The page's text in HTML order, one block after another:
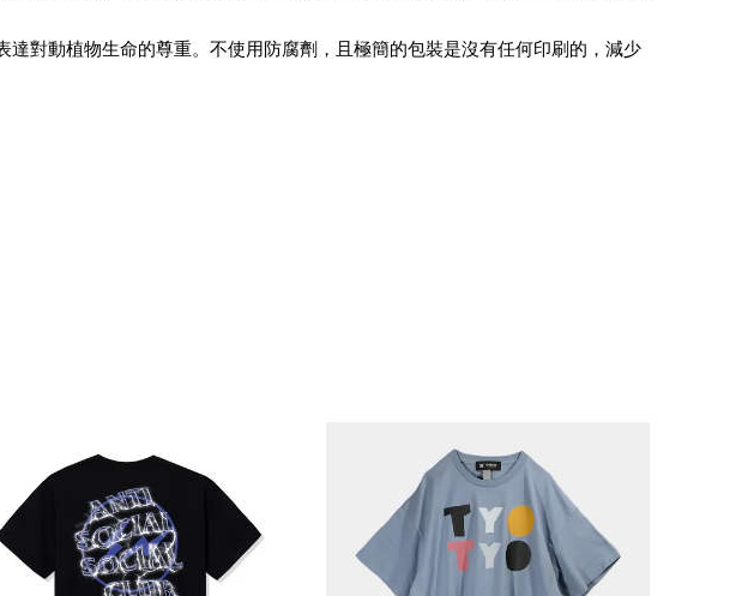
對動植物生命的尊重。不使用防腐劑，且極簡的包裝是沒有任何印刷的，減少